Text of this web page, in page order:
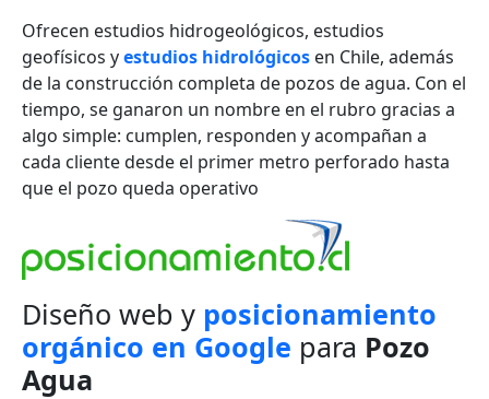
Ofrecen estudios hidrogeológicos, estudios
geofísicos yestudios hidrológicos en Chile, además
de la construcción completa de pozos de agua. Con el
tiempo, se ganaron un nombre en el rubro gracias a
algo simple: cumplen, responden y acompañan a
cada cliente desde el primer metro perforado hasta
que el pozo queda operativo
Diseño web y posicionamiento
orgánico en Google para Pozo
Agua